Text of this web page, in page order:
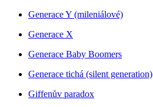
Generace Y (mileniálové)
Generace X
Generace Baby Boomers
Generace tichá (silent generation)
Giffenův paradox